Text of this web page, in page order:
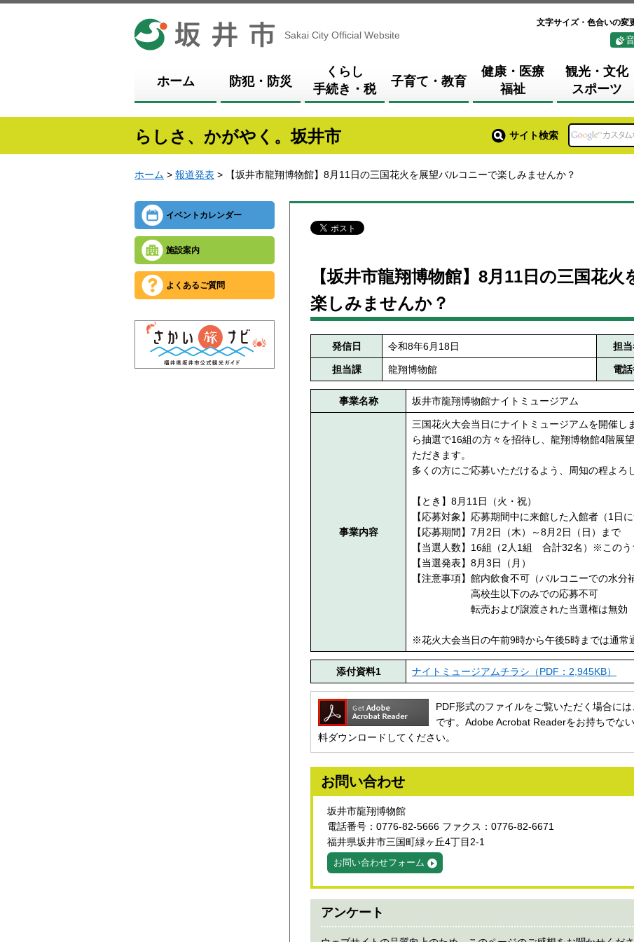
坂井市
Sakai City Official Website
文字サイズ・色合いの変
ホーム 防犯・防災
くらし
手続き・税
子育て・教育
健康・医療
福祉
観光・文化
スポーツ
らしさ、かがやく。坂井市 サイト検索
ホーム > 報道発表 > 【坂井市龍翔博物館】8月11日の三国花火を展望バルコニーで楽しみませんか？
イベントカレンダー
施設案内
よくあるご質問
【坂井市龍翔博物館】8月11日の三国花
楽しみませんか？
発信日 令和8年6月18日 担
担当課 龍翔博物館 電
事業名称 坂井市龍翔博物館ナイトミュージアム
事業内容
三国花火大会当日にナイトミュージアムを開催し
ら抽選で16組の方々を招待し、龍翔博物館4階展
ただきます。
多くの方にご応募いただけるよう、周知の程よろ
【とき】8月11日（火・祝）
【応募対象】応募期間中に来館した入館者（1日
【応募期間】7月2日（木）～8月2日（日）まで
【当選人数】16組（2人1組 合計32名）※この
【当選発表】8月3日（月）
【注意事項】館内飲食不可（バルコニーでの水分
高校生以下のみでの応募不可
転売および譲渡された当選権は無効
※花火大会当日の午前9時から午後5時までは通常
添付資料1 ナイトミュージアムチラシ（PDF：2,945KB）
PDF形式のファイルをご覧いただく場合に
です。Adobe Acrobat Readerをお持ちでな
料ダウンロードしてください。
お問い合わせ
坂井市龍翔博物館
電話番号：0776-82-5666 ファクス：0776-82-6671
福井県坂井市三国町緑ヶ丘4丁目2-1
お問い合わせフォーム
アンケート